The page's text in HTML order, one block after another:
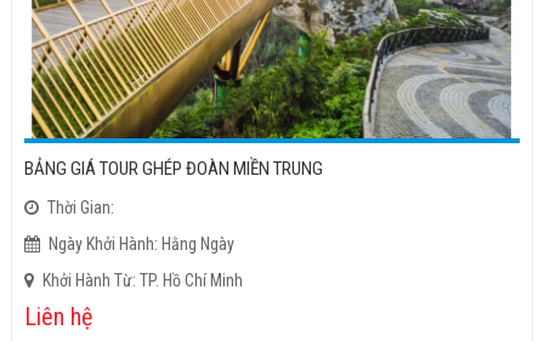
BẢNG GIÁ TOUR GHÉP ĐOÀN MIỀN TRUNG
Thời Gian:
Ngày Khởi Hành: Hằng Ngày
Khởi Hành Từ: TP. Hồ Chí Minh
Liên hệ